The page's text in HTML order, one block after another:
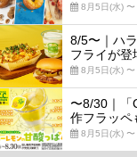
8月5日(水) 〜
8/5〜｜ハ
フライが登
8月5日(水) 〜
〜8/30｜「
作フラッペ
8月5日(水)